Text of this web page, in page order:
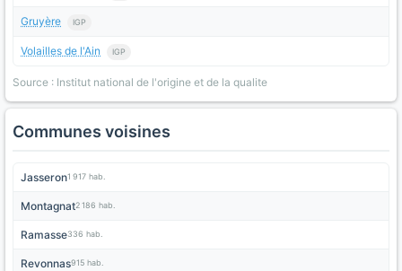
Gruyère IGP
Volailles de l'Ain IGP
Source : Institut national de l'origine et de la qualite
Communes voisines
Jasseron1 917 hab.
Montagnat2 186 hab.
Ramasse336 hab.
Revonnas915 hab.